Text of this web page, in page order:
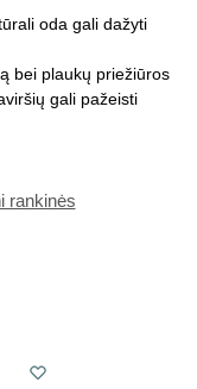
oda gali dažyti
bei plaukų priežiūros
gali pažeisti
rankinės